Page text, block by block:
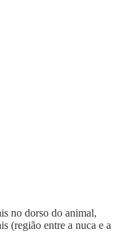
no dorso do animal,
(região entre a nuca e a